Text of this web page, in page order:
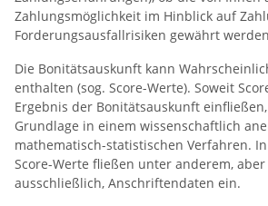
Zahlungsmöglichkeit im Hinblick auf
Forderungsausfallrisiken gewährt
Die Bonitätsauskunft kann
enthalten (sog. Score-Werte). Soweit
Ergebnis der Bonitätsauskunft
Grundlage in einem wissenschaftlich
mathematisch-statistischen Verfahren.
Score-Werte fließen unter anderem,
ausschließlich, Anschriftendaten ein.